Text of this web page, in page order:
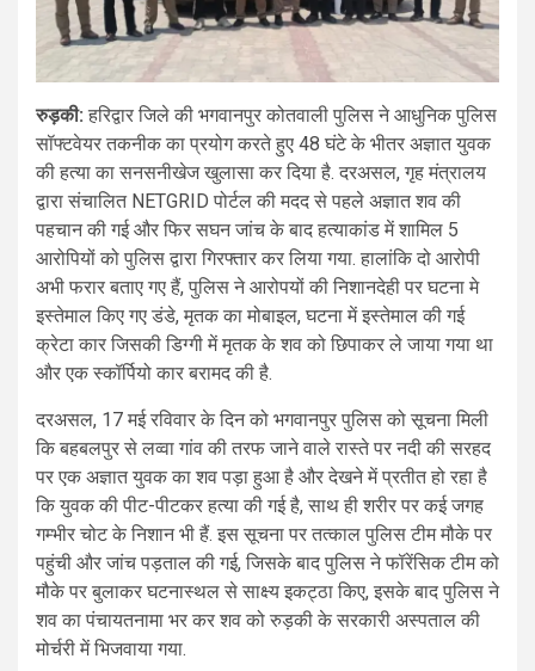
रुड़की: हरिद्वार जिले की भगवानपुर कोतवाली पुलिस ने आधुनिक पुलिस
सॉफ्टवेयर तकनीक का प्रयोग करते हुए 48 घंटे के भीतर अज्ञात युवक
की हत्या का सनसनीखेज खुलासा कर दिया है. दरअसल, गृह मंत्रालय
द्वारा संचालित NETGRID पोर्टल की मदद से पहले अज्ञात शव की
पहचान की गई और फिर सघन जांच के बाद हत्याकांड में शामिल 5
आरोपियों को पुलिस द्वारा गिरफ्तार कर लिया गया. हालांकि दो आरोपी
अभी फरार बताए गए हैं, पुलिस ने आरोपयों की निशानदेही पर घटना मे
इस्तेमाल किए गए डंडे, मृतक का मोबाइल, घटना में इस्तेमाल की गई
क्रेटा कार जिसकी डिग्गी में मृतक के शव को छिपाकर ले जाया गया था
और एक स्कॉर्पियो कार बरामद की है.
दरअसल, 17 मई रविवार के दिन को भगवानपुर पुलिस को सूचना मिली
कि बहबलपुर से लव्वा गांव की तरफ जाने वाले रास्ते पर नदी की सरहद
पर एक अज्ञात युवक का शव पड़ा हुआ है और देखने में प्रतीत हो रहा है
कि युवक की पीट-पीटकर हत्या की गई है, साथ ही शरीर पर कई जगह
गम्भीर चोट के निशान भी हैं. इस सूचना पर तत्काल पुलिस टीम मौके पर
पहुंची और जांच पड़ताल की गई, जिसके बाद पुलिस ने फॉरेंसिक टीम को
मौके पर बुलाकर घटनास्थल से साक्ष्य इकट्ठा किए, इसके बाद पुलिस ने
शव का पंचायतनामा भर कर शव को रुड़की के सरकारी अस्पताल की
मोर्चरी में भिजवाया गया.